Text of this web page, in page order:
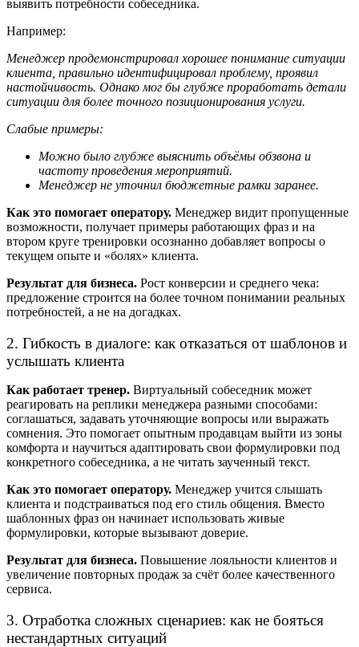
выявить потребности собеседника.
Например:
Менеджер продемонстрировал хорошее понимание ситуации
клиента, правильно идентифицировал проблему, проявил
настойчивость. Однако мог бы глубже проработать детали
ситуации для более точного позиционирования услуги.
Слабые примеры:
Можно было глубже выяснить объёмы обзвона и
частоту проведения мероприятий.
Менеджер не уточнил бюджетные рамки заранее.
Как это помогает оператору. Менеджер видит пропущенные
возможности, получает примеры работающих фраз и на
втором круге тренировки осознанно добавляет вопросы о
текущем опыте и «болях» клиента.
Результат для бизнеса. Рост конверсии и среднего чека:
предложение строится на более точном понимании реальных
потребностей, а не на догадках.
2. Гибкость в диалоге: как отказаться от шаблонов и
услышать клиента
Как работает тренер. Виртуальный собеседник может
реагировать на реплики менеджера разными способами:
соглашаться, задавать уточняющие вопросы или выражать
сомнения. Это помогает опытным продавцам выйти из зоны
комфорта и научиться адаптировать свои формулировки под
конкретного собеседника, а не читать заученный текст.
Как это помогает оператору. Менеджер учится слышать
клиента и подстраиваться под его стиль общения. Вместо
шаблонных фраз он начинает использовать живые
формулировки, которые вызывают доверие.
Результат для бизнеса. Повышение лояльности клиентов и
увеличение повторных продаж за счёт более качественного
сервиса.
3. Отработка сложных сценариев: как не бояться
нестандартных ситуаций